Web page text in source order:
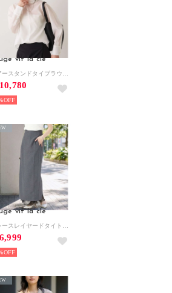
vif la cle
vif la cle